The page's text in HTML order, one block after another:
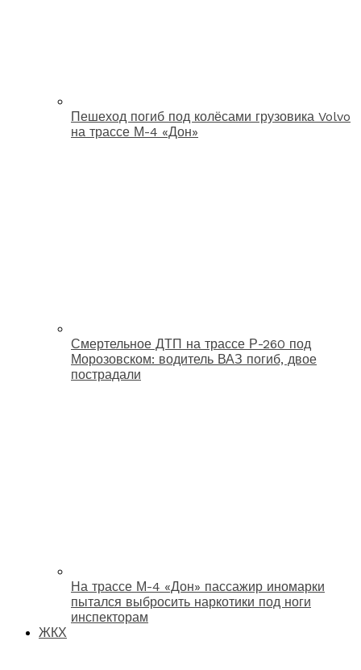
Пешеход погиб под колёсами грузовика Volvo
на трассе М-4 «Дон»
Смертельное ДТП на трассе Р-260 под
Морозовском: водитель ВАЗ погиб, двое
пострадали
На трассе М-4 «Дон» пассажир иномарки
пытался выбросить наркотики под ноги
инспекторам
ЖКХ